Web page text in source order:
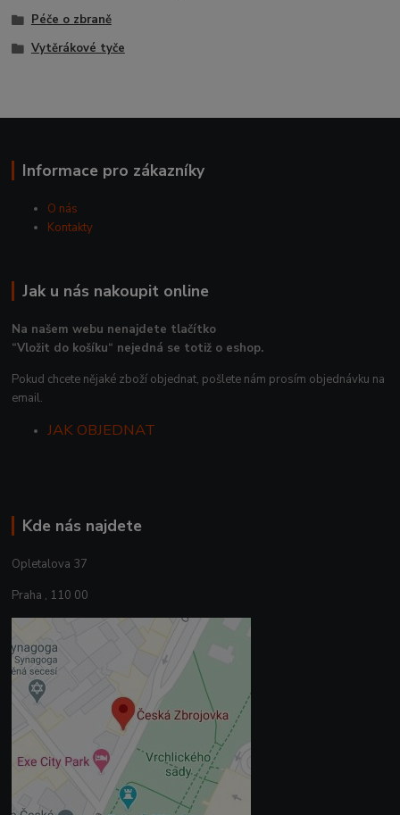
Péče o zbraně
Vytěrákové tyče
Informace pro zákazníky
O nás
Kontakty
Jak u nás nakoupit online
Na našem webu nenajdete tlačítko
“Vložit do košíku“ nejedná se totiž o eshop.
Pokud chcete nějaké zboží objednat, pošlete nám prosím objednávku na
email.
JAK OBJEDNAT
Kde nás najdete
Opletalova 37
Praha , 110 00